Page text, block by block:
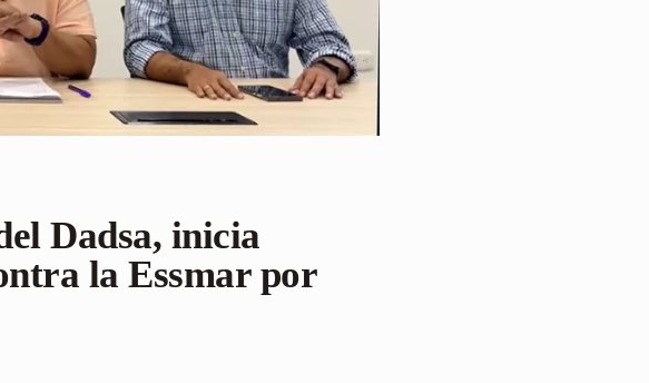
Dadsa, inicia
la Essmar por